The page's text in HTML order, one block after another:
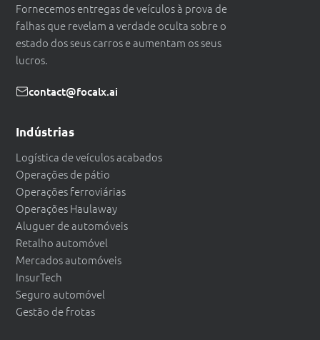
Fornecemos entregas de veículos à prova de
falhas que revelam a verdade oculta sobre o
estado dos seus carros e aumentam os seus
lucros.
contact@focalx.ai
Indústrias
Logística de veículos acabados
Operações de pátio
Operações ferroviárias
Operações Haulaway
Aluguer de automóveis
Retalho automóvel
Mercados automóveis
InsurTech
Seguro automóvel
Gestão de frotas